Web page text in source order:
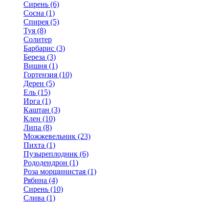
Сирень (6)
Сосна (1)
Спирея (5)
Туя (8)
Солитер
Барбарис (3)
Береза (3)
Вишня (1)
Гортензия (10)
Дерен (5)
Ель (15)
Ирга (1)
Каштан (3)
Клен (10)
Липа (8)
Можжевельник (23)
Пихта (1)
Пузыреплодник (6)
Рододендрон (1)
Роза морщинистая (1)
Рябина (4)
Сирень (10)
Слива (1)